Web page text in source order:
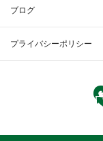
ブログ
プライバシーポリシー